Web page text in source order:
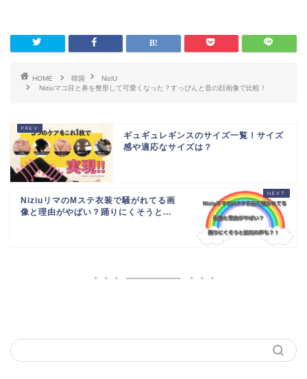
HOME 韓国
NiziU
Niziuマコ目と鼻を整形して可愛くなった？すっぴんと昔の顔画像で比較！
ギュギュレギンスのサイズ一覧！サイズ
感や適応なサイズは？
NiziuリマのMステ衣装で騒がれてる画
像と理由がやばい？踊りにくそうと...